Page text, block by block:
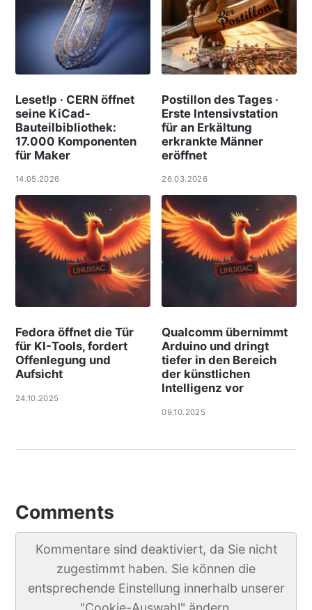
Leset!p · CERN öffnet
seine KiCad-
Bauteilbibliothek:
17.000 Komponenten
für Maker
14.05.2026
Postillon des Tages ·
Erste Intensivstation
für an Erkältung
erkrankte Männer
eröffnet
26.03.2026
Fedora öffnet die Tür
für KI-Tools, fordert
Offenlegung und
Aufsicht
24.10.2025
Qualcomm übernimmt
Arduino und dringt
tiefer in den Bereich
der künstlichen
Intelligenz vor
09.10.2025
Comments
Kommentare sind deaktiviert, da Sie nicht
zugestimmt haben. Sie können die
entsprechende Einstellung innerhalb unserer